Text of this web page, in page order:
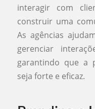
interagir com
construir uma
As agências
gerenciar
garantindo que a
seja forte e eficaz.